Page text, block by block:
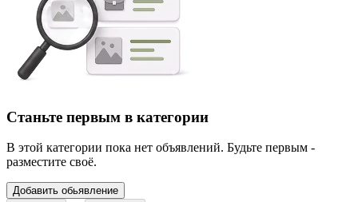
Станьте первым в категории
В этой категории пока нет объявлений. Будьте первым -
разместите своё.
Добавить обьявление